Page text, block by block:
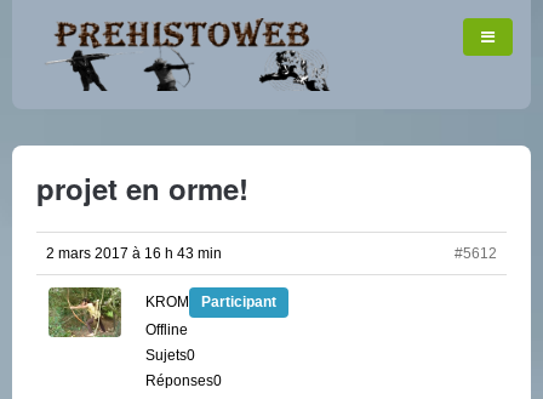
projet en orme!
2 mars 2017 à 16 h 43 min #5612
KROM
Participant
Offline
Sujets0
Réponses0